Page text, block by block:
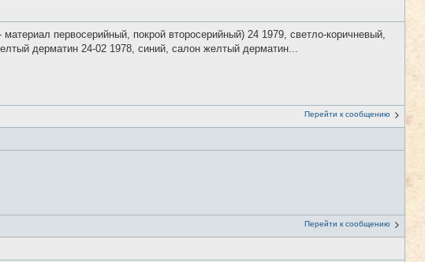
первосерийный, покрой второсерийный) 24 1979, светло-коричневый,
дерматин 24-02 1978, синий, салон желтый дерматин...
Перейти к сообщению
Перейти к сообщению